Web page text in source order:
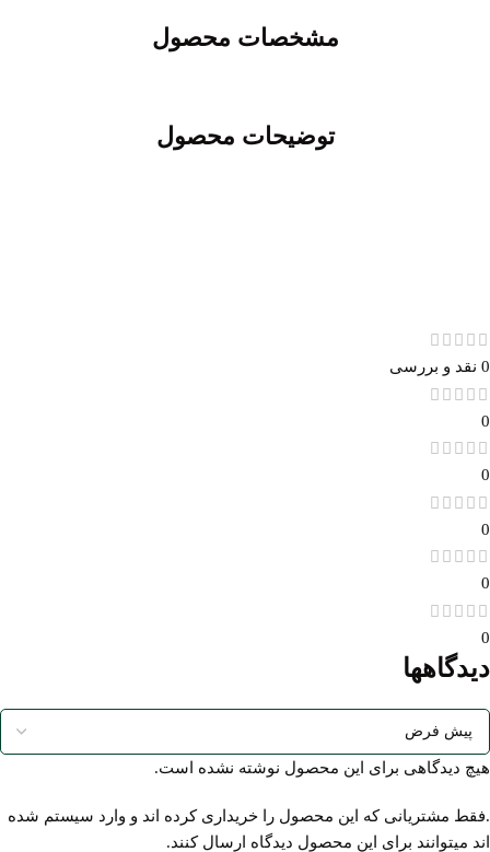
مشخصات محصول
توضیحات محصول
0 نقد و بررسی
0
0
0
0
0
دیدگاهها
هیچ دیدگاهی برای این محصول نوشته نشده است.
.فقط مشتریانی که این محصول را خریداری کرده اند و وارد سیستم شده
اند میتوانند برای این محصول دیدگاه ارسال کنند.